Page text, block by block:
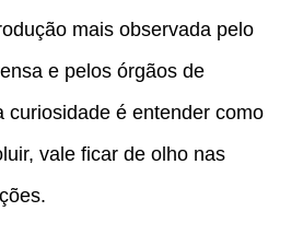
mais observada pelo
e pelos órgãos de
curiosidade é entender como
vale ficar de olho nas